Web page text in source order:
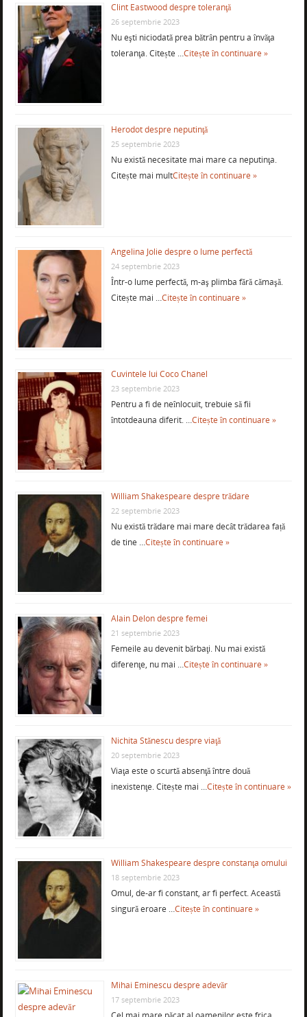
Clint Eastwood despre toleranţă
26 septembrie 2023
Nu eşti niciodată prea bătrân pentru a învăţa
toleranţa. Citește …Citește în continuare »
Herodot despre neputinţă
25 septembrie 2023
Nu există necesitate mai mare ca neputinţa.
Citește mai multCitește în continuare »
Angelina Jolie despre o lume perfectă
24 septembrie 2023
Într-o lume perfectă, m-aş plimba fără cămaşă.
Citește mai …Citește în continuare »
Cuvintele lui Coco Chanel
23 septembrie 2023
Pentru a fi de neînlocuit, trebuie să fii
întotdeauna diferit. …Citește în continuare »
William Shakespeare despre trădare
22 septembrie 2023
Nu există trădare mai mare decât trădarea față
de tine …Citește în continuare »
Alain Delon despre femei
21 septembrie 2023
Femeile au devenit bărbaţi. Nu mai există
diferenţe, nu mai …Citește în continuare »
Nichita Stănescu despre viaţă
20 septembrie 2023
Viaţa este o scurtă absenţă între două
inexistenţe. Citește mai …Citește în continuare »
William Shakespeare despre constanţa omului
18 septembrie 2023
Omul, de-ar fi constant, ar fi perfect. Această
singură eroare …Citește în continuare »
Mihai Eminescu despre adevăr
17 septembrie 2023